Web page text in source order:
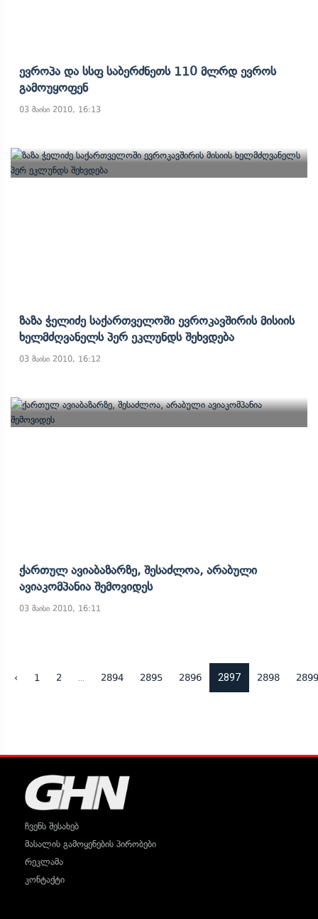
Ევროპა Და Სსფ Საბერძნეთს 110 Მლრდ Ევროს
Გამოუყოფენ
03 მაისი 2010, 16:13
Ზაზა Ჭელიძე Საქართველოში Ევროკავშირის Მისიის
Ხელმძღვანელს Პერ Ეკლუნდს Შეხვდება
03 მაისი 2010, 16:12
Ქართულ Ავიაბაზარზე, Შესაძლოა, Არაბული
Ავიაკომპანია Შემოვიდეს
03 მაისი 2010, 16:11
‹ 1 2 2894 2895 2896 2897 2898 2899
ჩვენს შესახებ
მასალის გამოყენების პირობები
რეკლამა
კონტაქტი